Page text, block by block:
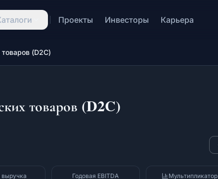
Проекты Инвесторы Карьера
(D2C)
товаров (D2C)
выручка Годовая EBITDA Мультипликатор